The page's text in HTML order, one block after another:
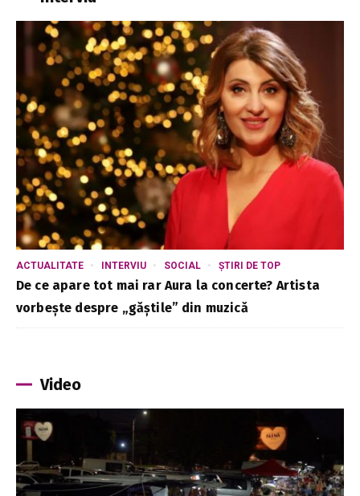
ACTUALITATE INTERVIU SOCIAL ȘTIRI DE TOP
De ce apare tot mai rar Aura la concerte? Artista
vorbește despre „găștile” din muzică
Video